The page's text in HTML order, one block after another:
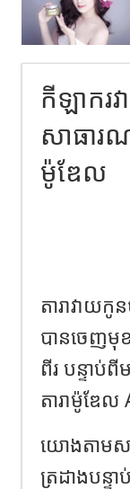
កីឡាករ
សាធារ
ម៉ូឌែល
តារាវាយ
បានចេញមុ
ពីរ បន្ទាប់
តារាម៉ូឌែ
យោងតាមស
ត្រដាងបន្ទ